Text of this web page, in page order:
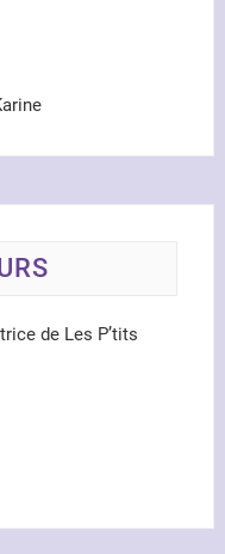
de Les P’tits